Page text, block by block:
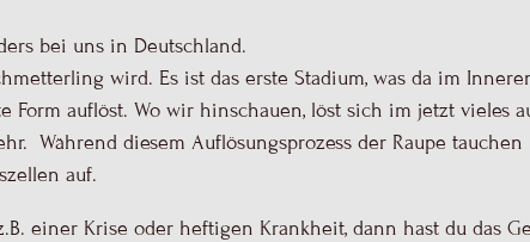
bei uns in Deutschland.
wird. Es ist das erste Stadium, was da im
Form auflöst. Wo wir hinschauen, löst sich im jetzt vieles
Während diesem Auflösungsprozess der Raupe tauchen
auf.
einer Krise oder heftigen Krankheit, dann hast du das